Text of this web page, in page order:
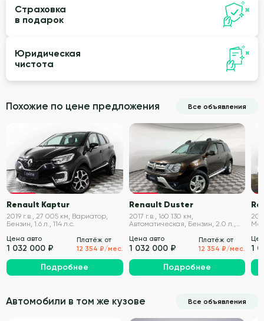
Страховка
в подарок
Юридическая
чистота
Похожие по цене предложения Все объявления
VIN проверен
Renault Kaptur
2019 г.в., 27 005 км, Вариатор,
Бензин, 1.6 л., 114 л.с.
Цена авто
1 032 000 ₽
Платёж от
12 354 ₽/мес.
Подробнее
VIN проверен
Renault Duster
2017 г.в., 160 130 км,
Автоматическая, Бензин, 2.0 л.,
Цена авто
1 032 000 ₽
Платёж от
12 354 ₽/мес.
Подробнее
1
Автомобили в том же кузове Все объявления